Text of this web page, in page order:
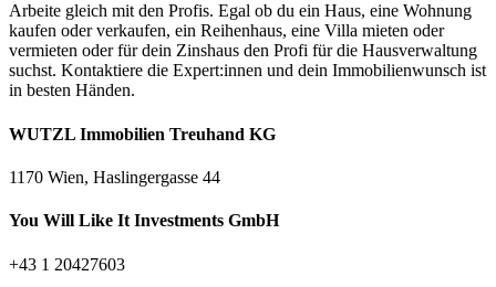
Arbeite gleich mit den Profis. Egal ob du ein Haus, eine Wohnung
kaufen oder verkaufen, ein Reihenhaus, eine Villa mieten oder
vermieten oder für dein Zinshaus den Profi für die Hausverwaltung
suchst. Kontaktiere die Expert:innen und dein Immobilienwunsch ist
in besten Händen.
WUTZL Immobilien Treuhand KG
1170 Wien, Haslingergasse 44
You Will Like It Investments GmbH
+43 1 20427603